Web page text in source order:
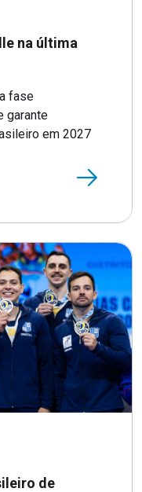
na última
fase
garante
em 2027
de